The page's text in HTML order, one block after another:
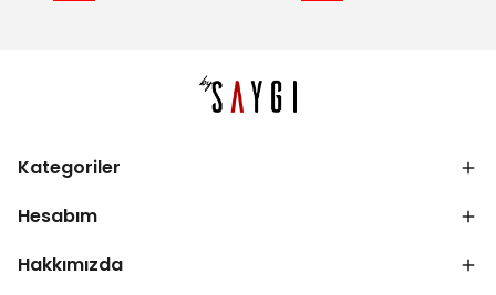
Kategoriler
Hesabım
Hakkımızda